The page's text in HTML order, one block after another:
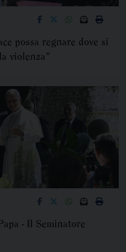
possa regnare dove si
violenza”
- Il Seminatore